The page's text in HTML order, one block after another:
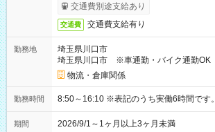
交通費別途支給あり
交通費 交通費支給有り
勤務地
埼玉県川口市
埼玉県川口市 ※車通勤・バイク通勤OK
物流・倉庫関係
勤務時間 8:50～16:10 ※表記のうち実働6時間です。
期間 2026/9/1～1ヶ月以上3ヶ月未満